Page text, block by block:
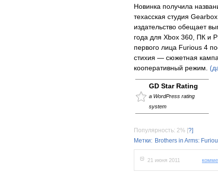
Новинка получила
техасская студия
издательство обещает
года для Xbox 360, ПК и
первого лица Furious 4
стихия — сюжетная
кооперативный режим.
GD Star Rating
a WordPress rating
system
Популярность: 2% [?]
Метки: Brothers in Arms:
21 июня 2011